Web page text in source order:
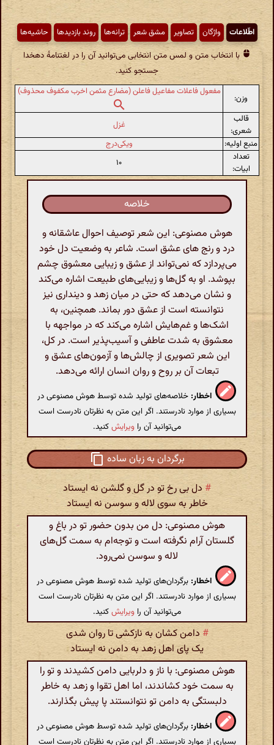
اطّلاعات واژگان تصاویر مشق شعر ترانه‌ها روند بازدیدها حاشیه‌ها
با انتخاب متن و لمس متن انتخابی می‌توانید آن را در لغتنامهٔ دهخدا
جستجو کنید.
وزن:
مفعول فاعلات مفاعیل فاعلن (مضارع مثمن اخرب مکفوف محذوف)
قالب
شعری:
غزل
منبع اولیه:
ویکی‌درج
تعداد
ابیات:
۱۰
خلاصه
هوش مصنوعی: این شعر توصیف احوال عاشقانه و
درد و رنج های عشق است. شاعر به وضعیت دل خود
می‌پردازد که نمی‌تواند از عشق و زیبایی معشوق چشم
بپوشد. او به گل‌ها و زیبایی‌های طبیعت اشاره می‌کند
و نشان می‌دهد که حتی در میان زهد و دینداری نیز
نتوانسته است از عشق دور بماند. همچنین، به
اشک‌ها و غم‌هایش اشاره می‌کند که در مواجهه با
معشوق به شدت عاطفی و آسیب‌پذیر است. در کل،
این شعر تصویری از چالش‌ها و آزمون‌های عشق و
تبعات آن بر روح و روان انسان ارائه می‌دهد.
اخطار: خلاصه‌های تولید شده توسط هوش مصنوعی در
بسیاری از موارد نادرستند. اگر این متن به نظرتان نادرست است
می‌توانید آن را ویرایشکنید.
برگردان به زبان ساده
# دل بی رخ تو در گل و گلشن نه ایستاد
خاطر به سوی لاله و سوسن نه ایستاد
هوش مصنوعی: دل من بدون حضور تو در باغ و
گلستان آرام نگرفته است و توجه‌ام به سمت گل‌های
لاله و سوسن نمی‌رود.
اخطار: برگردان‌های تولید شده توسط هوش مصنوعی در
بسیاری از موارد نادرستند. اگر این متن به نظرتان نادرست است
می‌توانید آن را ویرایشکنید.
# دامن کشان به نازکشی تا روان شدی
یک پای اهل زهد به دامن نه ایستاد
هوش مصنوعی: با ناز و دلربایی دامن کشیدند و تو را
به سمت خود کشاندند، اما اهل تقوا و زهد به خاطر
دلبستگی به دامن تو نتوانستند پا پیش بگذارند.
اخطار: برگردان‌های تولید شده توسط هوش مصنوعی در
بسیاری از موارد نادرستند. اگر این متن به نظرتان نادرست است